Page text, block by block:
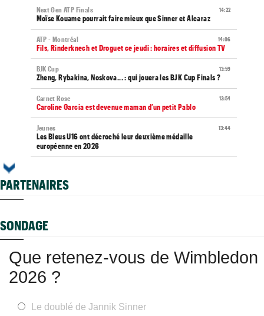
14:22
Next Gen ATP Finals
Moïse Kouame pourrait faire mieux que Sinner et Alcaraz
14:06
ATP - Montréal
Fils, Rinderknech et Droguet ce jeudi : horaires et diffusion TV
13:59
BJK Cup
Zheng, Rybakina, Noskova... : qui jouera les BJK Cup Finals ?
13:54
Carnet Rose
Caroline Garcia est devenue maman d’un petit Pablo
13:44
Jeunes
Les Bleus U16 ont décroché leur deuxième médaille
européenne en 2026
jours
2026
ATP - Montréal
Bourreau de Humbert, Daniel Merida aime croquer du
PARTENAIRES
SONDAGE
Que retenez-vous de Wimbledon
2026 ?
Le doublé de Jannik Sinner